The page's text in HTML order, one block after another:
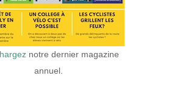
notre dernier magazine
annuel.